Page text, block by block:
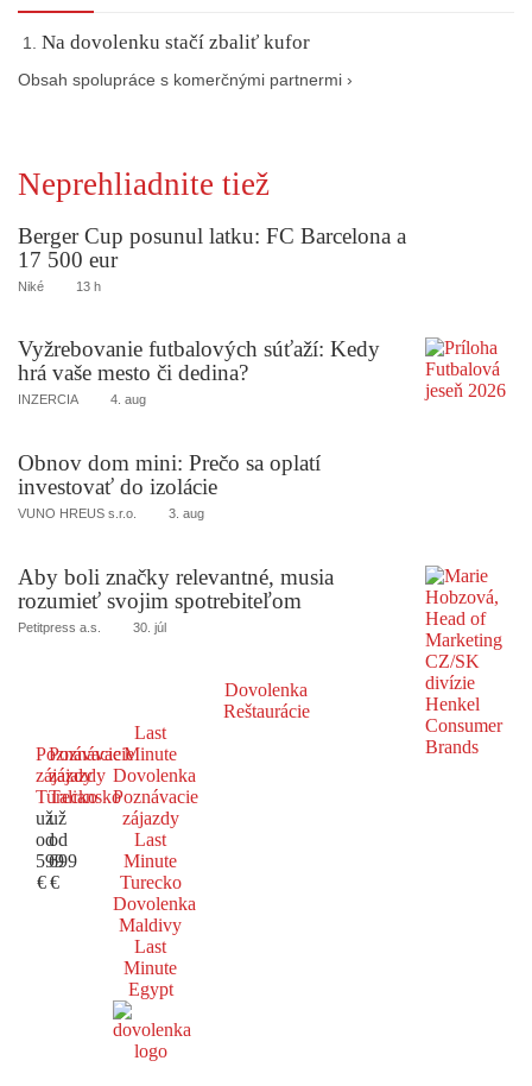
Na dovolenku stačí zbaliť kufor
Obsah spolupráce s komerčnými partnermi ›
Neprehliadnite tiež
Berger Cup posunul latku: FC Barcelona a
17 500 eur
Niké 13 h
Vyžrebovanie futbalových súťaží: Kedy
hrá vaše mesto či dedina?
INZERCIA 4. aug
Obnov dom mini: Prečo sa oplatí
investovať do izolácie
VUNO HREUS s.r.o. 3. aug
Aby boli značky relevantné, musia
rozumieť svojim spotrebiteľom
Petitpress a.s. 30. júl
Dovolenka
Reštaurácie
Poznávacie
zájazdy
Turecko
už
od
599
€
Poznávacie
zájazdy
Taliansko
už
od
699
€
Last
Minute
Dovolenka
Poznávacie
zájazdy
Last
Minute
Turecko
Dovolenka
Maldivy
Last
Minute
Egypt